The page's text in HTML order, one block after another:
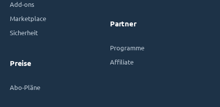
Add-ons
Marketplace
Sicherheit
Preise
Abo-Pläne
Partner
Programme
Affiliate